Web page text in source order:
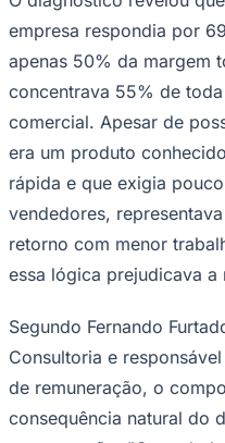
apenas 50% da margem
concentrava 55% de toda
comercial. Apesar de
era um produto
rápida e que exigia
vendedores,
retorno com menor
essa lógica prejudicava a
Segundo Fernando
de remuneração, o
consequência natural do
remuneração. "O
desenho econômico é